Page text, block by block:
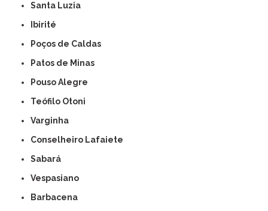
Santa Luzia
Ibirité
Poços de Caldas
Patos de Minas
Pouso Alegre
Teófilo Otoni
Varginha
Conselheiro Lafaiete
Sabará
Vespasiano
Barbacena